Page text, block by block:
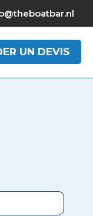
UN DEVIS